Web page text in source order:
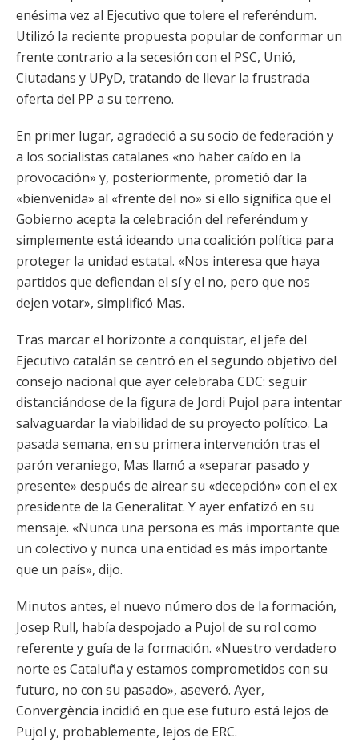
enésima vez al Ejecutivo que tolere el referéndum.
Utilizó la reciente propuesta popular de conformar un
frente contrario a la secesión con el PSC, Unió,
Ciutadans y UPyD, tratando de llevar la frustrada
oferta del PP a su terreno.
En primer lugar, agradeció a su socio de federación y
a los socialistas catalanes «no haber caído en la
provocación» y, posteriormente, prometió dar la
«bienvenida» al «frente del no» si ello significa que el
Gobierno acepta la celebración del referéndum y
simplemente está ideando una coalición política para
proteger la unidad estatal. «Nos interesa que haya
partidos que defiendan el sí y el no, pero que nos
dejen votar», simplificó Mas.
Tras marcar el horizonte a conquistar, el jefe del
Ejecutivo catalán se centró en el segundo objetivo del
consejo nacional que ayer celebraba CDC: seguir
distanciándose de la figura de Jordi Pujol para intentar
salvaguardar la viabilidad de su proyecto político. La
pasada semana, en su primera intervención tras el
parón veraniego, Mas llamó a «separar pasado y
presente» después de airear su «decepción» con el ex
presidente de la Generalitat. Y ayer enfatizó en su
mensaje. «Nunca una persona es más importante que
un colectivo y nunca una entidad es más importante
que un país», dijo.
Minutos antes, el nuevo número dos de la formación,
Josep Rull, había despojado a Pujol de su rol como
referente y guía de la formación. «Nuestro verdadero
norte es Cataluña y estamos comprometidos con su
futuro, no con su pasado», aseveró. Ayer,
Convergència incidió en que ese futuro está lejos de
Pujol y, probablemente, lejos de ERC.